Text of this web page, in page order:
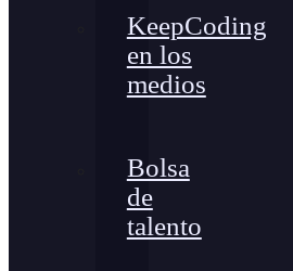
KeepCoding
en los
medios
Bolsa
de
talento